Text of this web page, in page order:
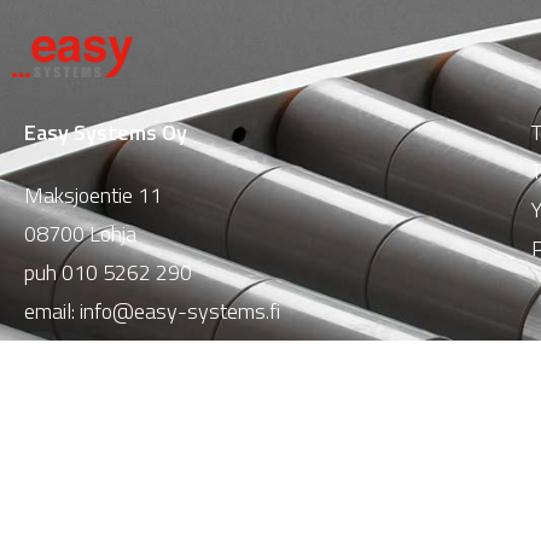
Easy Systems Oy
Maksjoentie 11
08700 Lohja
puh010 5262 290
email:info@easy-systems.fi